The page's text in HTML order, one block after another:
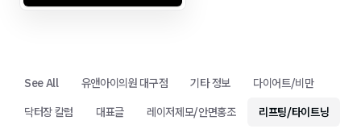
See All 유앤아이의원 대구점 기타 정보
다이어트/비만
닥터장 칼럼
대표글 레이저제모/안면홍조
리프팅/타이트닝